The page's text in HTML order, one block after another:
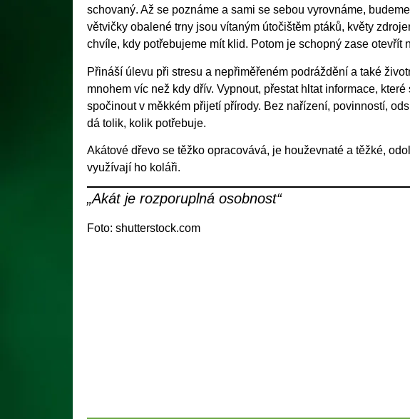
schovaný. Až se poznáme a sami se sebou vyrovnáme,
větvičky obalené trny jsou vítaným útočištěm ptáků, květy
chvíle, kdy potřebujeme mít klid. Potom je schopný zase otevřít
Přináší úlevu při stresu a nepřiměřeném podráždění a také
mnohem víc než kdy dřív. Vypnout, přestat hltat informace,
spočinout v měkkém přijetí přírody. Bez nařízení, povinností,
dá tolik, kolik potřebuje.
Akátové dřevo se těžko opracovává, je houževnaté a těžké,
využívají ho koláři.
„Akát je rozporuplná osobnost“
Foto: shutterstock.com